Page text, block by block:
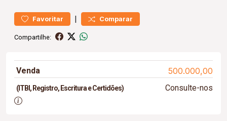
Favoritar | Comparar
Compartilhe:
Venda 500.000,00
(ITBI, Registro, Escritura e Certidões) Consulte-nos